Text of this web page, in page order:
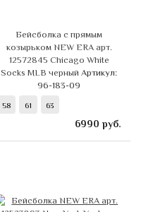
Бейсболка с прямым
козырьком NEW ERA арт.
12572845 Chicago White
Socks MLB черныйАртикул:
96-183-09
58 61 63
6990 руб.